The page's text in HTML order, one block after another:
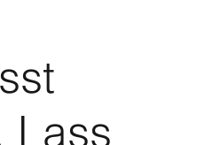
Lass